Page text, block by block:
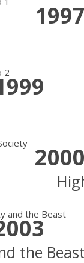
the Beast